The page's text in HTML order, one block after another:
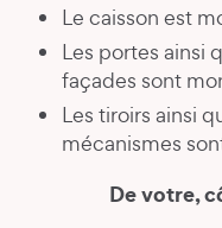
Le caisson est
Les portes ainsi
façades sont
Les tiroirs ainsi
mécanismes
De votre,